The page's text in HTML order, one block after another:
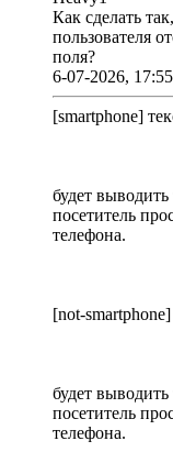
Как сделать
пользователя
поля?
6-07-2026, 17:55
[smartphone]
будет
посетитель
телефона.
[not-
будет
посетитель
телефона.